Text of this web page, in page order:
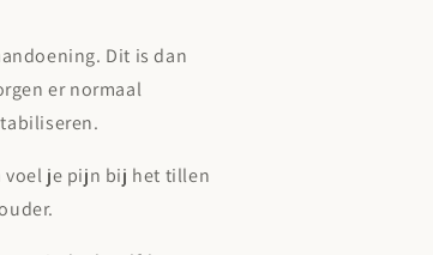
Dit is dan
er normaal
voel je pijn bij het tillen